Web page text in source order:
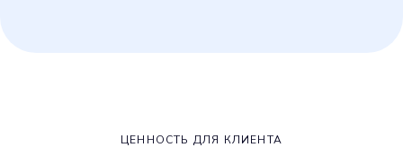
ЦЕННОСТЬ ДЛЯ КЛИЕНТА